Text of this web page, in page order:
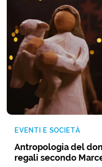
EVENTI E SOCIETÀ
Antropologia del
regali secondo